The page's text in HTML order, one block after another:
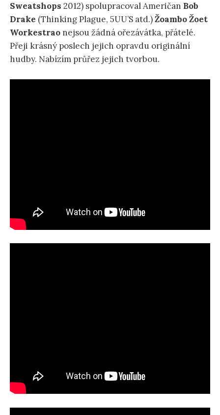
Sweatshops 2012) spolupracoval Američan Bob
Drake (Thinking Plague, 5UU’S atd.)Žoambo Žoet
Workestrao nejsou žádná ořezávátka, přátelé.
Přeji krásný poslech jejich opravdu originální
hudby. Nabízím průřez jejich tvorbou.